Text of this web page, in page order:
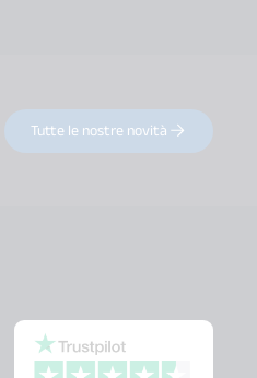
Tutte le nostre novità